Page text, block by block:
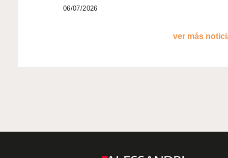
06/07/2026
ver más